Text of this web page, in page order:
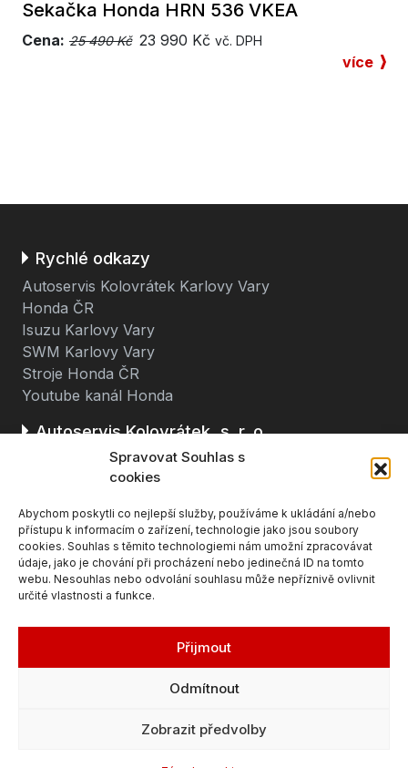
Spravovat Souhlas s
cookies
Abychom poskytli co nejlepší služby, používáme k ukládání a/nebo
přístupu k informacím o zařízení, technologie jako jsou soubory
cookies. Souhlas s těmito technologiemi nám umožní zpracovávat
údaje, jako je chování při procházení nebo jedinečná ID na tomto
webu. Nesouhlas nebo odvolání souhlasu může nepříznivě ovlivnit
určité vlastnosti a funkce.
Přijmout
Odmítnout
Zobrazit předvolby
Sekačka Honda HRN 536 VKEA
Cena: 25 490 Kč 23 990 Kč vč. DPH
více
Rychlé odkazy
Autoservis Kolovrátek Karlovy Vary
Honda ČR
Isuzu Karlovy Vary
SWM Karlovy Vary
Stroje Honda ČR
Youtube kanál Honda
Autoservis Kolovrátek, s. r. o.
Stará cesta 116
362 63 Dalovice u Karlových Varů
(u čerpací stanice BENZINA, směr K. Vary - Ostrov)
© 2026 Honda Karlovy Vary, Autocentrum